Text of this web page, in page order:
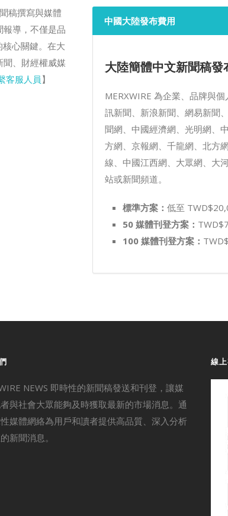
稿撰寫與媒體
導，不僅是品
心關鍵。在大
、財經權威媒
客服人員】
中國大陸發布費用
大陸簡體中文新聞稿發
MERXWIRE 為企業、品牌與
訊新聞、新浪新聞、網易新聞
聞網、中國經濟網、光明網、
方網、京報網、千龍網、北方
線、中國江西網、大眾網、大
站或新聞頻道。
標準方案： 低至
50 媒體刊登方案：
100 媒體刊登方案：
NEWS 即時性的新聞稿發送和刊登，讓媒
與社會大眾能夠及時獲取最新的市場消息。通
媒體網絡為用戶和讀者提供高品質、深入分析
新聞消息。
線